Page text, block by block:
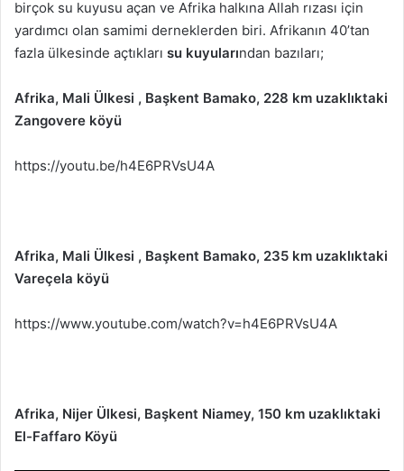
birçok su kuyusu açan ve Afrika halkına Allah rızası için
yardımcı olan samimi derneklerden biri. Afrikanın 40’tan
fazla ülkesinde açtıkları su kuyularından bazıları;
Afrika, Mali Ülkesi , Başkent Bamako, 228 km uzaklıktaki
Zangovere köyü
https://youtu.be/h4E6PRVsU4A
Afrika, Mali Ülkesi , Başkent Bamako, 235 km uzaklıktaki
Vareçela köyü
https://www.youtube.com/watch?v=h4E6PRVsU4A
Afrika, Nijer Ülkesi, Başkent Niamey, 150 km uzaklıktaki
El-Faffaro Köyü